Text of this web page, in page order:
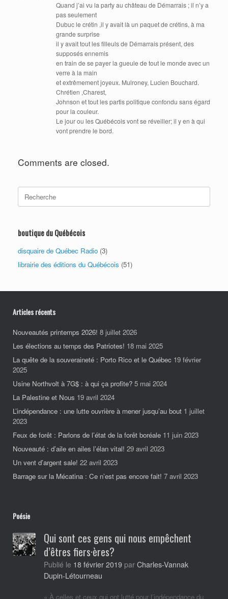
Quand j’ai vu la party au château de Démarrais ; il n’y a
pas seulement
Dubuc le crétin ,il y avait là un paquet de crétins, à ma
grande surprise
il y avait tout les filleuls de Démarrais présent, des
supposés ennemis
en train de se payer la gueule de tout le monde avec un
verre à la main
et extrêmement joyeux. Mulroney, Lucien Bouchard.
Chrétien ,Charest,
Johnson et tout les partis politique confondu sans égard
pour la couleur.
Le jour ou les Québécois vont se réveiller; il y en à qui
vont prendre le bord.
Comments are closed.
for:
boutique du Québécois
disquaire de Québec Radio (3)
librairie des éditions du Québécois (51)
Articles récents
Nouveautés printemps 2026! 8 juillet 2026
Les élections au temps des Patriotes! 18 mai 2025
La quête de la souveraineté : Porto Rico et le Québec 19 février
2025
Usine Northvolt à 7G$ : à qui ça profite? 5 mai 2024
La Palestine et Nous 19 avril 2024
L’indépendance : une lutte ouvrière à mener jusqu’au bout 1 juillet
2023
Feux de forêt : Parlons de l’état de la forêt boréale 11 juin 2023
Nouveauté : d’aile en ailes l’élan vital! 29 avril 2023
Un vent d’argent sale! 22 avril 2023
Barrage sur la Mécatina : Ce n’est pas encore fait! 7 avril 2023
Poésie
Qui sont ces gens qui nous empêchent
d’êtres fiers·ères?
Publié le 18 février 2019 par Charles-Vannak
Dupin-Létourneau
« À celles et ceux qui ont lutté pour l’indépendance du